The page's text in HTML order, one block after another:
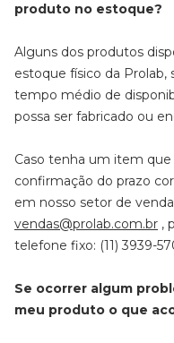
produto no estoque?
Alguns dos produtos
estoque físico da Prolab,
tempo médio de
possa ser fabricado ou
Caso tenha um item
confirmação do prazo
em nosso setor de
vendas@prolab.com.br ,
telefone fixo: (11) 3939-
Se ocorrer algum
meu produto o que